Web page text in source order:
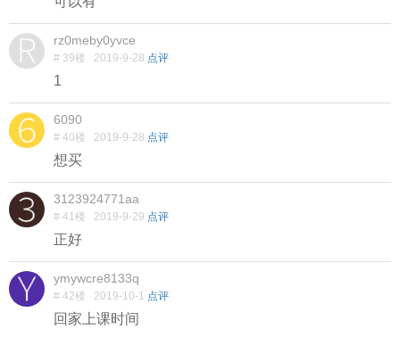
rz0meby0yvce
# 39楼 2019-9-28 点评
1
6090
# 40楼 2019-9-28 点评
想买
3123924771aa
# 41楼 2019-9-29 点评
正好
ymywcre8133q
# 42楼 2019-10-1 点评
回家上课时间